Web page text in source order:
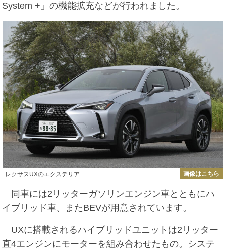
System +」の機能拡充などが行われました。
レクサスUXのエクステリア 画像はこちら
同車には2リッターガソリンエンジン車とともにハ
イブリッド車、またBEVが用意されています。
UXに搭載されるハイブリッドユニットは2リッター
直4エンジンにモーターを組み合わせたもの。システ